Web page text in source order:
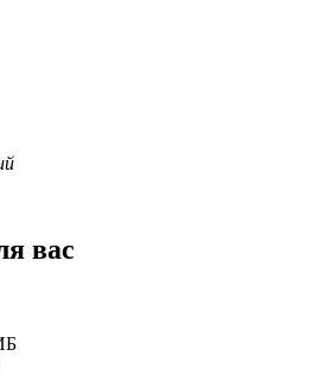
вас